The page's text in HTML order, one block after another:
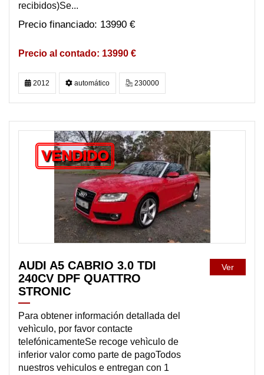
recibidos)Se...
13990 €
13990 €
2012 automático 230000
VENDIDO
AUDI A5 CABRIO 3.0 TDI
240CV DPF QUATTRO
STRONIC
Para obtener información detallada del
vehìculo, por favor contacte
telefónicamenteSe recoge vehìculo de
inferior valor como parte de pagoTodos
nuestros vehiculos e entregan con 1
Ver